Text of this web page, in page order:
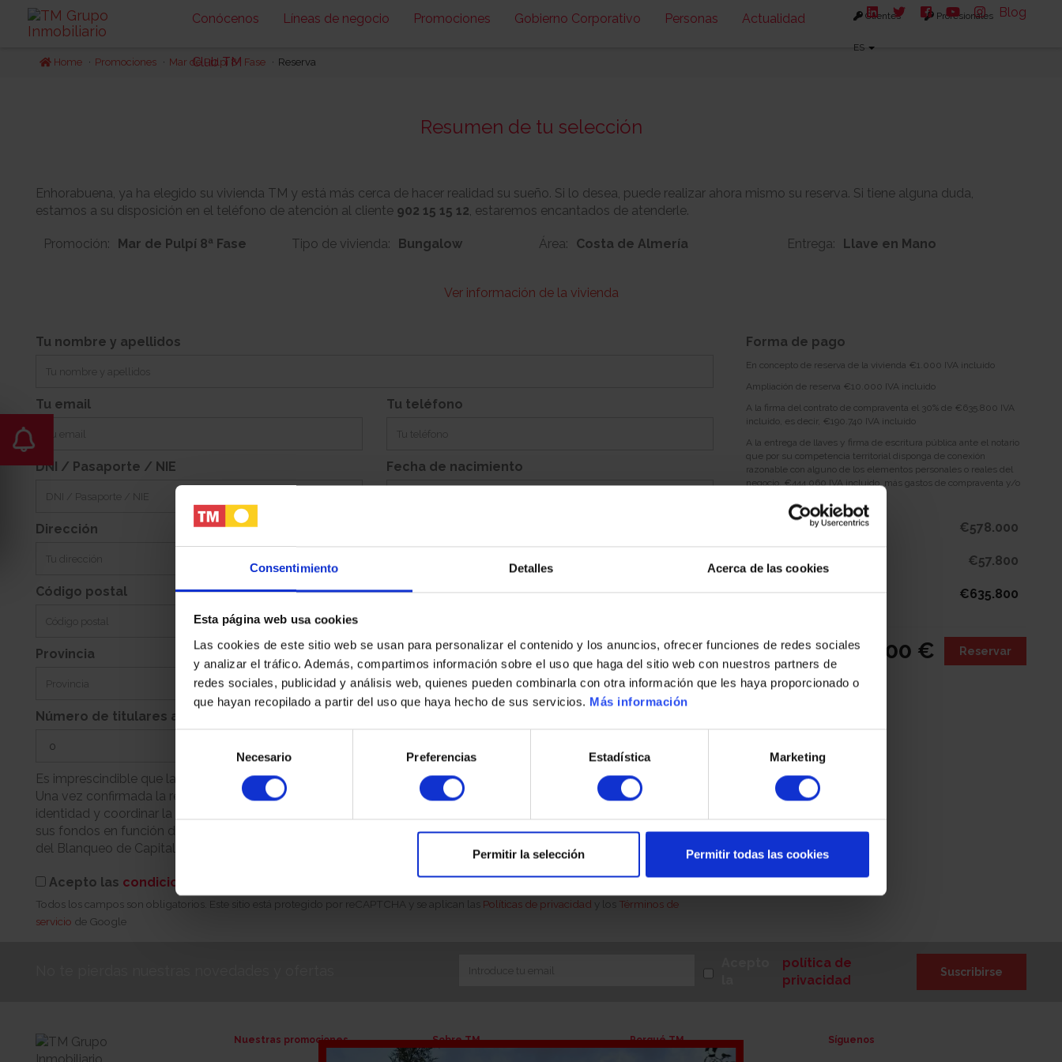
Consentimiento Detalles Acerca de las cookies
Esta página web usa cookies
Las cookies de este sitio web se usan para personalizar el contenido y los anuncios, ofrecer funciones de redes sociales
y analizar el tráfico. Además, compartimos información sobre el uso que haga del sitio web con nuestros partners de
redes sociales, publicidad y análisis web, quienes pueden combinarla con otra información que les haya proporcionado o
que hayan recopilado a partir del uso que haya hecho de sus servicios. Más información
consentimiento
Necesario Preferencias Estadística Marketing
Permitir la selección Permitir todas las cookies
Conócenos Líneas de negocio Promociones Gobierno Corporativo Personas Actualidad
Club TM
Clientes Profesionales
ES
Blog
Home Promociones Mar de Pulpí 8ª Fase Reserva
Resumen de tu selección
Enhorabuena, ya ha elegido su vivienda TM y está más cerca de hacer realidad su sueño. Si lo desea, puede realizar ahora mismo su reserva. Si tiene alguna duda,
estamos a su disposición en el teléfono de atención al cliente 902 15 15 12, estaremos encantados de atenderle.
Promoción: Mar de Pulpí 8ª Fase Tipo de vivienda: Bungalow Área: Costa de Almería Entrega: Llave en Mano
Ver información de la vivienda
1 149m2
Jardin: 67m2 Descargar planos
Tu nombre y apellidos
Tu email Tu teléfono
DNI / Pasaporte / NIE Fecha de nacimiento
Dirección
Código postal Población
Provincia País
Número de titulares adicionales
Es imprescindible que la persona que realiza la reserva online sea uno de los futuros titulares de la compraventa.
Una vez confirmada la reserva, nuestro equipo se pondrá en contacto con usted para solicitar acreditación de su
identidad y coordinar la cita para la firma. Recuerde que es obligatorio aportar la documentación sobre el origen de
sus fondos en función de su condición (persona física o jurídica), en cumplimiento de la Ley 10/2010 de Prevención
del Blanqueo de Capitales.
Acepto las condiciones de reserva
Todos los campos son obligatorios. Este sitio está protegido por reCAPTCHA y se aplican las Políticas de privacidad y los Términos de
servicio de Google
Forma de pago
En concepto de reserva de la vivienda €1.000 IVA incluido
Ampliación de reserva €10.000 IVA incluido
A la firma del contrato de compraventa el 30% de €635.800 IVA
incluido, es decir, €190.740 IVA incluido
A la entrega de llaves y firma de escritura pública ante el notario
que por su competencia territorial disponga de conexión
razonable con alguno de los elementos personales o reales del
negocio, €444.060 IVA incluido, más gastos de compraventa y/o
Precio IVA no incluido €578.000
€57.800
Subtotal €635.800
Total 635.800 € Reservar
política de
privacidad
Suscribirse
Nuestras promociones Sobre TM Porqué TM Síguenos